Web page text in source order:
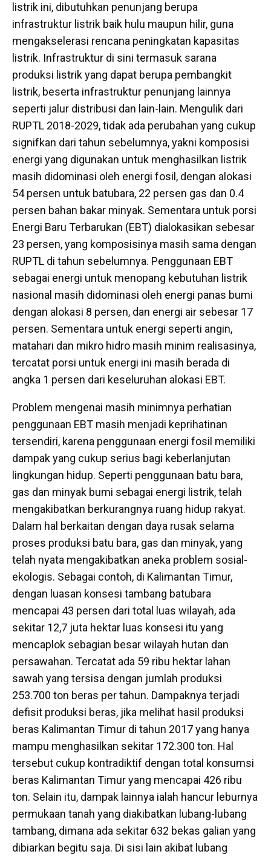
listrik ini, dibutuhkan penunjang berupa
infrastruktur listrik baik hulu maupun hilir, guna
mengakselerasi rencana peningkatan kapasitas
listrik. Infrastruktur di sini termasuk sarana
produksi listrik yang dapat berupa pembangkit
listrik, beserta infrastruktur penunjang lainnya
seperti jalur distribusi dan lain-lain. Mengulik dari
RUPTL 2018-2029, tidak ada perubahan yang cukup
signifkan dari tahun sebelumnya, yakni komposisi
energi yang digunakan untuk menghasilkan listrik
masih didominasi oleh energi fosil, dengan alokasi
54 persen untuk batubara, 22 persen gas dan 0.4
persen bahan bakar minyak. Sementara untuk porsi
Energi Baru Terbarukan (EBT) dialokasikan sebesar
23 persen, yang komposisinya masih sama dengan
RUPTL di tahun sebelumnya. Penggunaan EBT
sebagai energi untuk menopang kebutuhan listrik
nasional masih didominasi oleh energi panas bumi
dengan alokasi 8 persen, dan energi air sebesar 17
persen. Sementara untuk energi seperti angin,
matahari dan mikro hidro masih minim realisasinya,
tercatat porsi untuk energi ini masih berada di
angka 1 persen dari keseluruhan alokasi EBT.
Problem mengenai masih minimnya perhatian
penggunaan EBT masih menjadi keprihatinan
tersendiri, karena penggunaan energi fosil memiliki
dampak yang cukup serius bagi keberlanjutan
lingkungan hidup. Seperti penggunaan batu bara,
gas dan minyak bumi sebagai energi listrik, telah
mengakibatkan berkurangnya ruang hidup rakyat.
Dalam hal berkaitan dengan daya rusak selama
proses produksi batu bara, gas dan minyak, yang
telah nyata mengakibatkan aneka problem sosial-
ekologis. Sebagai contoh, di Kalimantan Timur,
dengan luasan konsesi tambang batubara
mencapai 43 persen dari total luas wilayah, ada
sekitar 12,7 juta hektar luas konsesi itu yang
mencaplok sebagian besar wilayah hutan dan
persawahan. Tercatat ada 59 ribu hektar lahan
sawah yang tersisa dengan jumlah produksi
253.700 ton beras per tahun. Dampaknya terjadi
defisit produksi beras, jika melihat hasil produksi
beras Kalimantan Timur di tahun 2017 yang hanya
mampu menghasilkan sekitar 172.300 ton. Hal
tersebut cukup kontradiktif dengan total konsumsi
beras Kalimantan Timur yang mencapai 426 ribu
ton. Selain itu, dampak lainnya ialah hancur leburnya
permukaan tanah yang diakibatkan lubang-lubang
tambang, dimana ada sekitar 632 bekas galian yang
dibiarkan begitu saja. Di sisi lain akibat lubang